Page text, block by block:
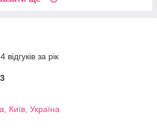
за рік
Київ, Україна